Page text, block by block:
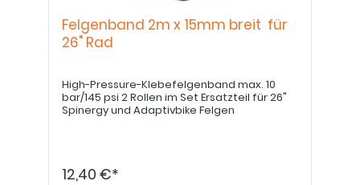
Felgenband 2m x 15mm breit für
26" Rad
High-Pressure-Klebefelgenband max. 10
bar/145 psi 2 Rollen im Set Ersatzteil für 26"
Spinergy und Adaptivbike Felgen
12,40 €*